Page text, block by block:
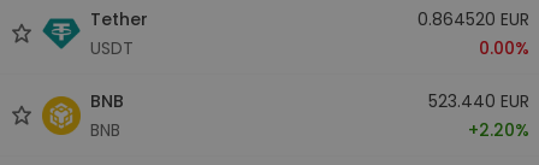
Tether
USDT
0.864520 EUR
0.00%
BNB
BNB
523.440 EUR
+2.20%